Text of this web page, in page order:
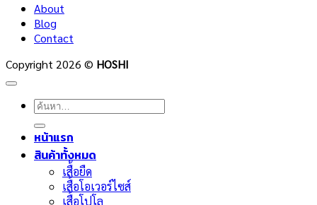
About
Blog
Contact
Copyright 2026 © HOSHI
ค้นหา:
หน้าแรก
สินค้าทั้งหมด
เสื้อยืด
เสื้อโอเวอร์ไซส์
เสื้อโปโล